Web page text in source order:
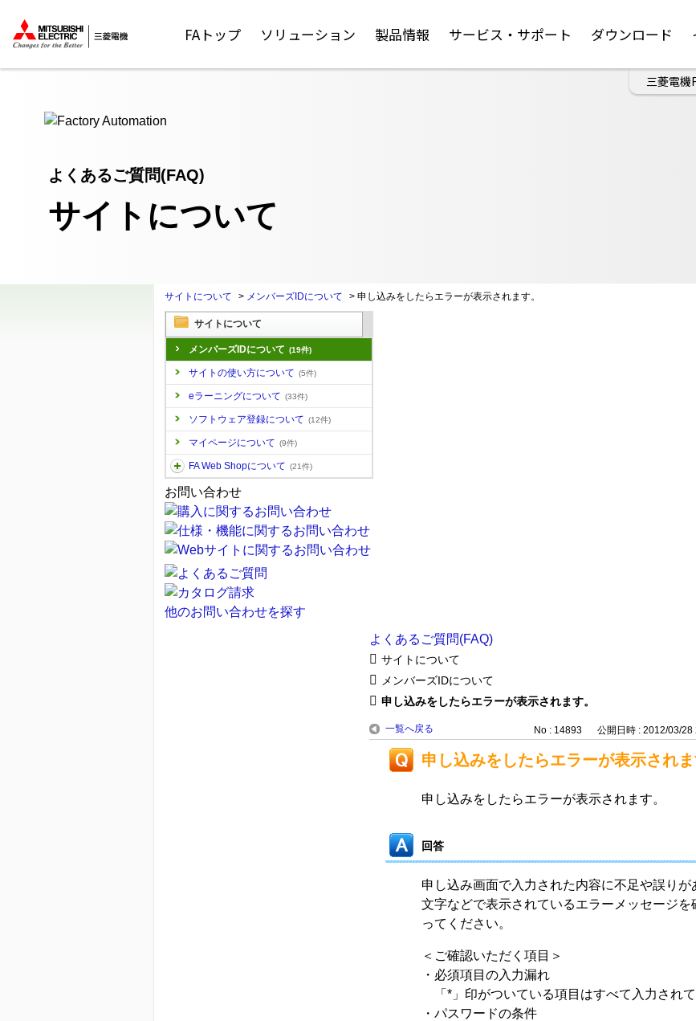
FAトップ ソリューション 製品情報 サービス・サポート ダウンロード
三菱電機
よくあるご質問(FAQ)
サイトについて
サイトについて > メンバーズIDについて > 申し込みをしたらエラーが表示されます。
サイトについて
メンバーズIDについて (19件)
サイトの使い方について (5件)
eラーニングについて (33件)
ソフトウェア登録について (12件)
マイページについて (9件)
FA Web Shopについて (21件)
お問い合わせ
他のお問い合わせを探す
よくあるご質問(FAQ)
サイトについて
メンバーズIDについて
申し込みをしたらエラーが表示されます。
一覧へ戻る No : 14893 公開日時 : 2012/03/28
申し込みをしたらエラーが表示されま
申し込みをしたらエラーが表示されます。
回答
申し込み画面で入力された内容に不足や誤り
文字などで表示されているエラーメッセージ
ってください。
＜ご確認いただく項目＞
・必須項目の入力漏れ
「*」印がついている項目はすべて入力されて
・パスワードの条件